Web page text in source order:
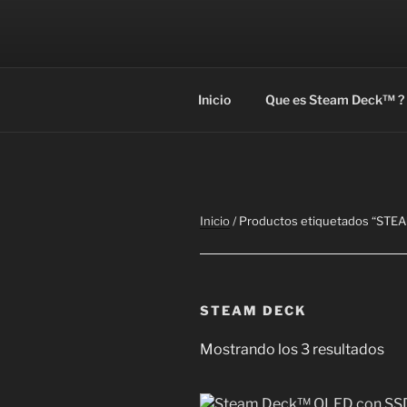
Inicio Que es Steam Deck™ ?
Inicio/ Productos etiquetados
STEAM DECK
Mostrando los 3 resultados